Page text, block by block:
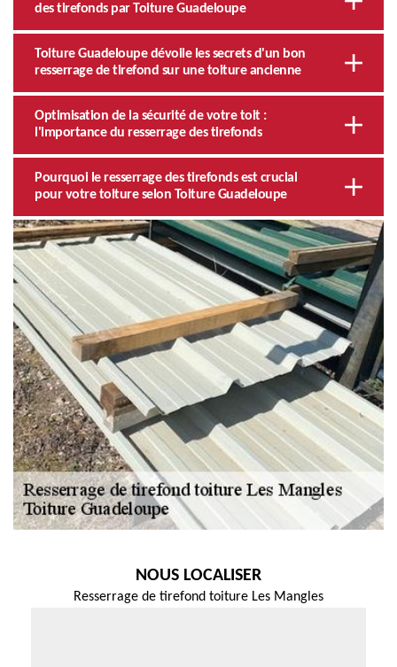
des tirefonds par Toiture Guadeloupe
Toiture Guadeloupe dévoile les secrets d'un bon
resserrage de tirefond sur une toiture ancienne
Optimisation de la sécurité de votre toit :
l'importance du resserrage des tirefonds
Pourquoi le resserrage des tirefonds est crucial
pour votre toiture selon Toiture Guadeloupe
NOUS LOCALISER
Resserrage de tirefond toiture Les Mangles